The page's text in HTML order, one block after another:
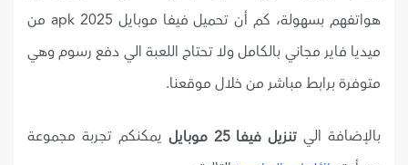
هواتفهم بسهولة، كم أن تحميل فيفا موبايل 2025 apk من
ميديا فاير مجاني بالكامل ولا تحتاج اللعبة الي دفع رسوم وهي
متوفرة برابط مباشر من خلال موقعنا.
بالإضافة الي تنزيل فيفا 25 موبايل
يمكنكم تجربة مجموعة